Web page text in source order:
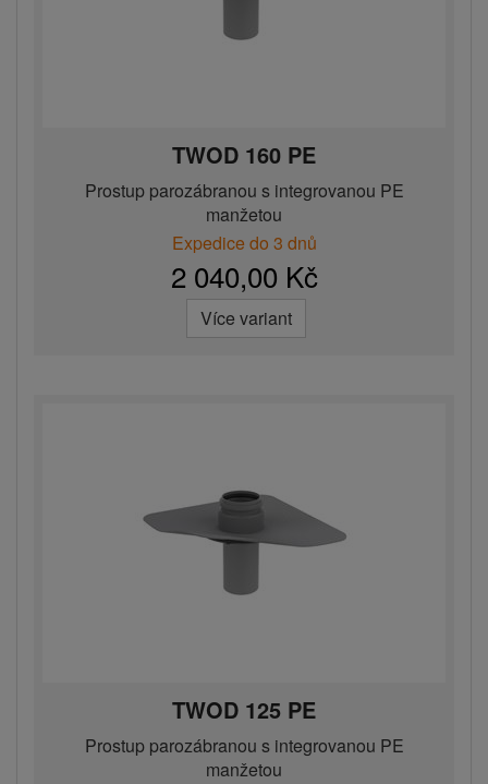
TWOD 160 PE
Prostup parozábranou s integrovanou PE
manžetou
Expedice do 3 dnů
2 040,00 Kč
Více variant
TWOD 125 PE
Prostup parozábranou s integrovanou PE
manžetou